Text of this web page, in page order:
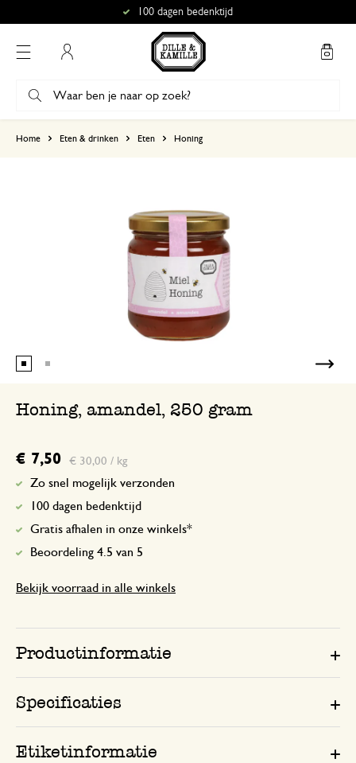
100 dagen bedenktijd
Home Eten & drinken Eten Honing
Honing, amandel, 250 gram
€ 7,50 € 30,00 / kg
Zo snel mogelijk verzonden
100 dagen bedenktijd
Gratis afhalen in onze winkels*
Beoordeling 4.5 van 5
Bekijk voorraad in alle winkels
Productinformatie
Specificaties
Etiketinformatie
2
1
8 oktober 2025